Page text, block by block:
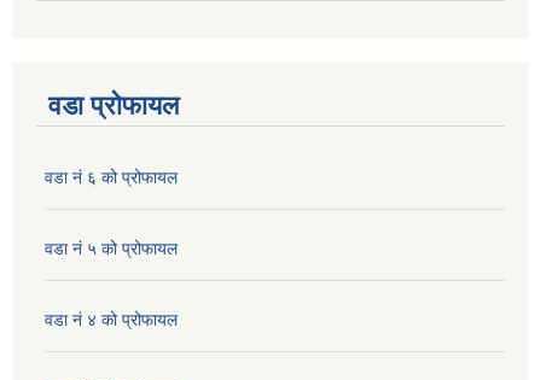
वडा प्रोफायल
वडा नं ६ को प्रोफायल
वडा नं ५ को प्रोफायल
वडा नं ४ को प्रोफायल